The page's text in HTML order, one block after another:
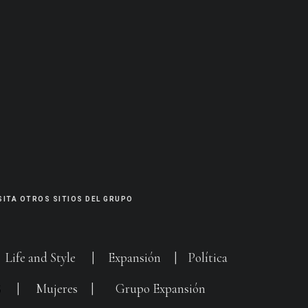
OTROS SITIOS DEL GRUPO
Life and Style Expansión
Política
Mujeres Grupo Expansión